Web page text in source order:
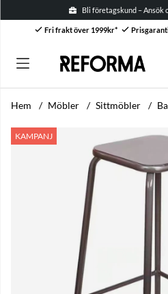
Bli företagskund –
Fri frakt över 1999kr*
Hem Möbler Sittmöbler
KAMPANJ
Produktbilder Pall 'Oslo' 76cm -